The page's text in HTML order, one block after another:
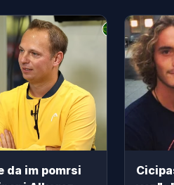
da im pomrsi